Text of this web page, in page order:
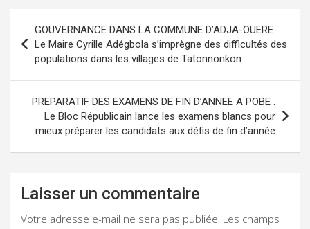
de
l’article
GOUVERNANCE DANS LA COMMUNE D’ADJA-OUERE :
Le Maire Cyrille Adégbola s’imprègne des difficultés des
populations dans les villages de Tatonnonkon
PREPARATIF DES EXAMENS DE FIN D’ANNEE A POBE :
Le Bloc Républicain lance les examens blancs pour
mieux préparer les candidats aux défis de fin d’année
Laisser un commentaire
Votre adresse e-mail ne sera pas publiée. Les champs